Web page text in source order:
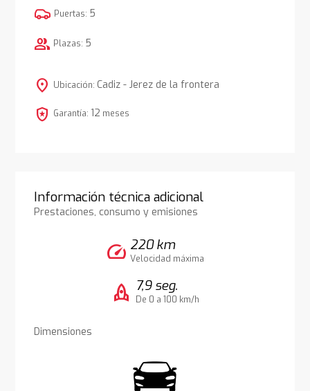
Puertas: 5
group Plazas: 5
location_on Ubicación: Cadiz - Jerez de la frontera
local_police Garantía: 12 meses
Información técnica adicional
Prestaciones, consumo y emisiones
speed 220 km
Velocidad máxima
rocket 7,9 seg.
De 0 a 100 km/h
Dimensiones